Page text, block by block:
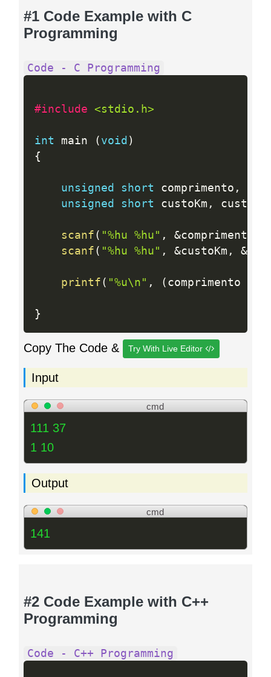
#1 Code Example with C
Programming
Code - C Programming
#include <stdio.h>
int main ( void )
{
unsigned short comprimento ,
unsigned
short custoKm ,
scanf ( "%hu %hu" , &comprimento
scanf ( "%hu %hu" , &custoKm , &
printf ( "%u\n" , ( comprimento
}
Copy The Code & Try With Live Editor
Input
cmd
111 37
1 10
Output
cmd
141
#2 Code Example with C++
Programming
Code - C++ Programming